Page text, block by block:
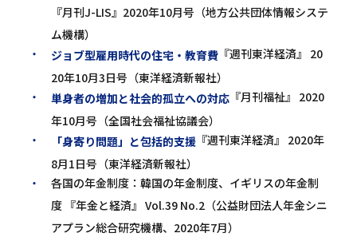
『月刊J-LIS』2020年10月号（地方公共団体情報システ
ム機構）
ジョブ型雇用時代の住宅・教育費『週刊東洋経済』 20
20年10月3日号（東洋経済新報社）
単身者の増加と社会的孤立への対応『月刊福祉』 2020
年10月号（全国社会福祉協議会）
「身寄り問題」と包括的支援『週刊東洋経済』 2020年
8月1日号（東洋経済新報社）
各国の年金制度：韓国の年金制度、イギリスの年金制
度 『年金と経済』 Vol.39 No.2（公益財団法人年金シニ
アプラン総合研究機構、2020年7月）